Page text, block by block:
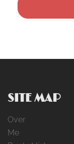
SITE MAP
Over
Me